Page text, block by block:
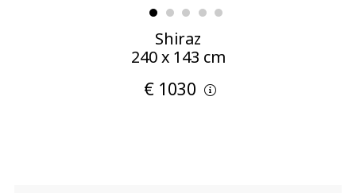
Shiraz
240 x 143 cm
€ 1030